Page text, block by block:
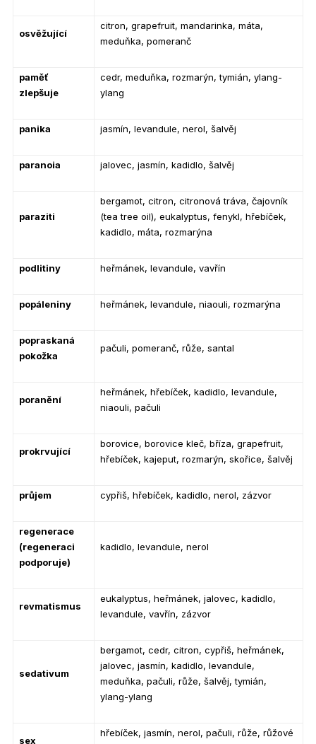
osvěžující
citron, grapefruit, mandarinka, máta,
meduňka, pomeranč
paměť
zlepšuje
cedr, meduňka, rozmarýn, tymián, ylang-
ylang
panika jasmín, levandule, nerol, šalvěj
paranoia jalovec, jasmín, kadidlo, šalvěj
paraziti
bergamot, citron, citronová tráva, čajovník
(tea tree oil), eukalyptus, fenykl, hřebíček,
kadidlo, máta, rozmarýna
podlitiny heřmánek, levandule, vavřín
popáleniny heřmánek, levandule, niaouli, rozmarýna
popraskaná
pokožka
pačuli, pomeranč, růže, santal
poranění
heřmánek, hřebíček, kadidlo, levandule,
niaouli, pačuli
prokrvující
borovice, borovice kleč, bříza, grapefruit,
hřebíček, kajeput, rozmarýn, skořice, šalvěj
průjem cypřiš, hřebíček, kadidlo, nerol, zázvor
regenerace
(regeneraci
podporuje)
kadidlo, levandule, nerol
revmatismus
eukalyptus, heřmánek, jalovec, kadidlo,
levandule, vavřín, zázvor
sedativum
bergamot, cedr, citron, cypřiš, heřmánek,
jalovec, jasmín, kadidlo, levandule,
meduňka, pačuli, růže, šalvěj, tymián,
ylang-ylang
sex
hřebíček, jasmín, nerol, pačuli, růže, růžové